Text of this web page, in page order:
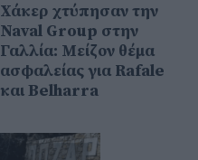
Χάκερ χτύπησαν την
Naval Group στην
Γαλλία: Μείζον θέμα
ασφαλείας για Rafale
και Belharra